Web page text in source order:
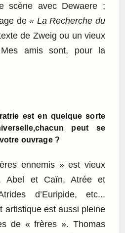
scène avec Dewaere ;
de« La Recherche du
de Zweig ou un vieux
amis sont, pour la
est en quelque sorte
peut se
ouvrage ?
ennemis » est vieux
Abel et Caïn, Atrée et
d’Euripide, etc...
artistique est aussi pleine
de « frères ». Thomas